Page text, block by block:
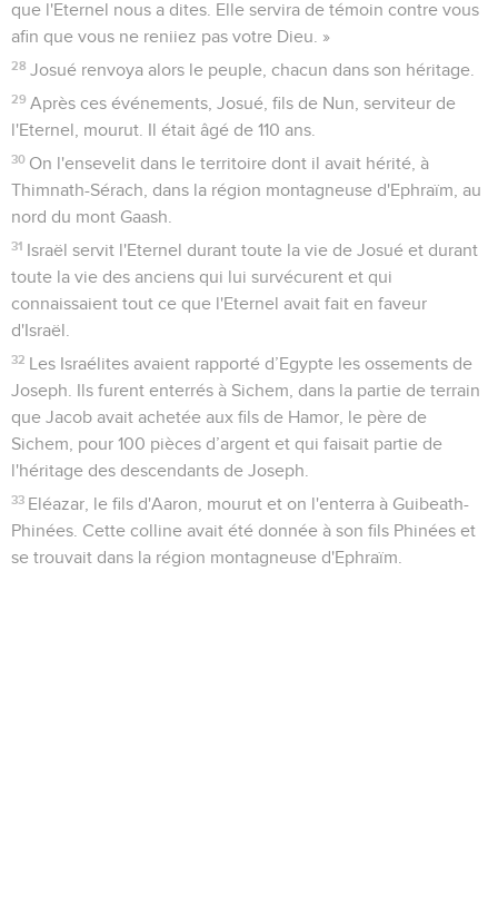
que l'Eternel nous a dites. Elle servira de témoin contre vous
afin que vous ne reniiez pas votre Dieu. »
28 Josué renvoya alors le peuple, chacun dans son héritage.
29 Après ces événements, Josué, fils de Nun, serviteur de
l'Eternel, mourut. Il était âgé de 110 ans.
30 On l'ensevelit dans le territoire dont il avait hérité, à
Thimnath-Sérach, dans la région montagneuse d'Ephraïm, au
nord du mont Gaash.
31
Israël servit l'Eternel durant toute la vie de Josué et durant
toute la vie des anciens qui lui survécurent et qui
connaissaient tout ce que l'Eternel avait fait en faveur
d'Israël.
32
Les Israélites avaient rapporté d’Egypte les ossements de
Joseph. Ils furent enterrés à Sichem, dans la partie de terrain
que Jacob avait achetée aux fils de Hamor, le père de
Sichem, pour 100 pièces d’argent et qui faisait partie de
l'héritage des descendants de Joseph.
33 Eléazar, le fils d'Aaron, mourut et on l'enterra à Guibeath-
Phinées. Cette colline avait été donnée à son fils Phinées et
se trouvait dans la région montagneuse d'Ephraïm.